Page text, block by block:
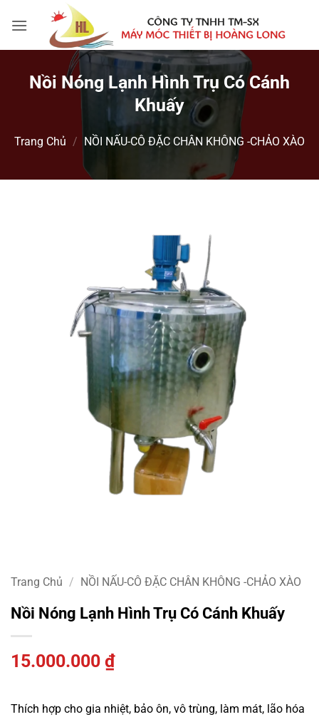
qua
Nồi Nóng Lạnh Hình Trụ Có Cánh
Khuấy
Trang Chủ / NỒI NẤU-CÔ ĐẶC CHÂN KHÔNG -CHẢO XÀO
Trang Chủ / NỒI NẤU-CÔ ĐẶC CHÂN KHÔNG -CHẢO XÀO
Nồi Nóng Lạnh Hình Trụ Có Cánh Khuấy
15.000.000 ₫
Thích hợp cho gia nhiệt, bảo ôn, vô trùng, làm mát, lão hóa